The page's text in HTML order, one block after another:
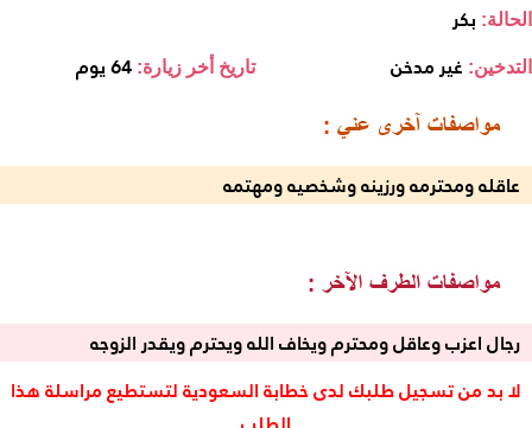
الحالة: بكر
تاريخ أخر زيارة: 64 يوم التدخين: غير مدخن
عاقله ومحترمه ورزينه وشخصيه ومهتمه
رجال اعزب وعاقل ومحترم ويخاف الله ويحترم ويقدر الزوجه
لا بد من تسجيل طلبك لدى خطابة السعودية لتستطيع مراسلة هذا